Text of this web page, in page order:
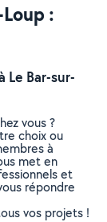
:
Le Bar-sur-
vous ?
choix ou
à
met en
et
répondre
vos projets !